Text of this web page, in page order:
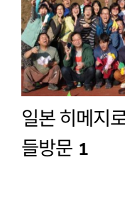
일본 히메지
들방문 1